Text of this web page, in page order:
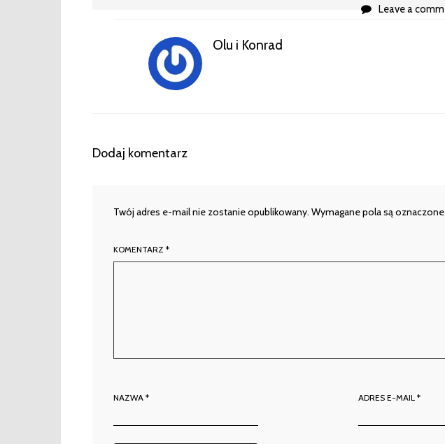
Leave a
Olu i Konrad
Dodaj komentarz
Twój adres e-mail nie zostanie opublikowany. Wymagane pola są oznaczone
KOMENTARZ *
NAZWA * ADRES E-MAIL *